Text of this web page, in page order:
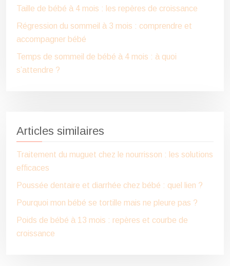
Taille de bébé à 4 mois : les repères de croissance
Régression du sommeil à 3 mois : comprendre et
accompagner bébé
Temps de sommeil de bébé à 4 mois : à quoi
s’attendre ?
Articles similaires
Traitement du muguet chez le nourrisson : les solutions
efficaces
Poussée dentaire et diarrhée chez bébé : quel lien ?
Pourquoi mon bébé se tortille mais ne pleure pas ?
Poids de bébé à 13 mois : repères et courbe de
croissance